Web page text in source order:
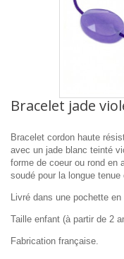
Bracelet jade
Bracelet cordon haute
avec un jade blanc teinté
forme de coeur ou rond en
soudé pour la longue
Livré dans une pochette en
Taille enfant (à partir de 2
Fabrication française.